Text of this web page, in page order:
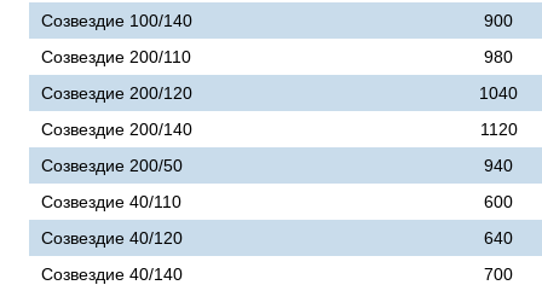
Созвездие 100/140
900
Созвездие 200/110
980
Созвездие 200/120
1040
Созвездие 200/140
1120
Созвездие 200/50
940
Созвездие 40/110
600
Созвездие 40/120
640
Созвездие 40/140
700